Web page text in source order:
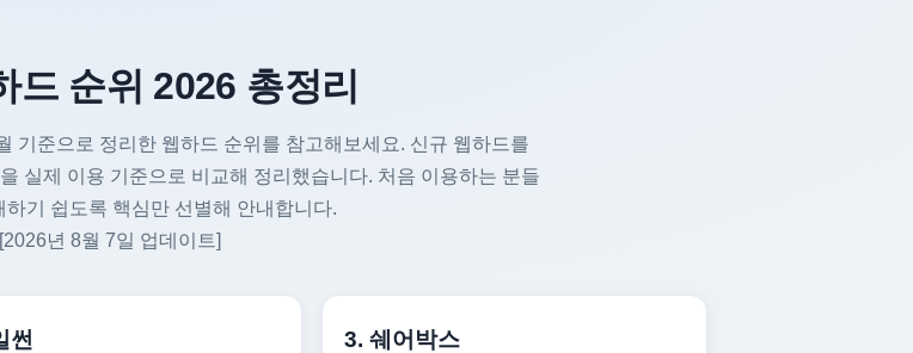
드 순위 2026 총정리
기준으로 정리한 웹하드 순위를 참고해보세요. 신규 웹하드를
실제 이용 기준으로 비교해 정리했습니다. 처음 이용하는 분들
하기 쉽도록 핵심만 선별해 안내합니다.
[2026년 8월 7일 업데이트]
썬 3. 쉐어박스